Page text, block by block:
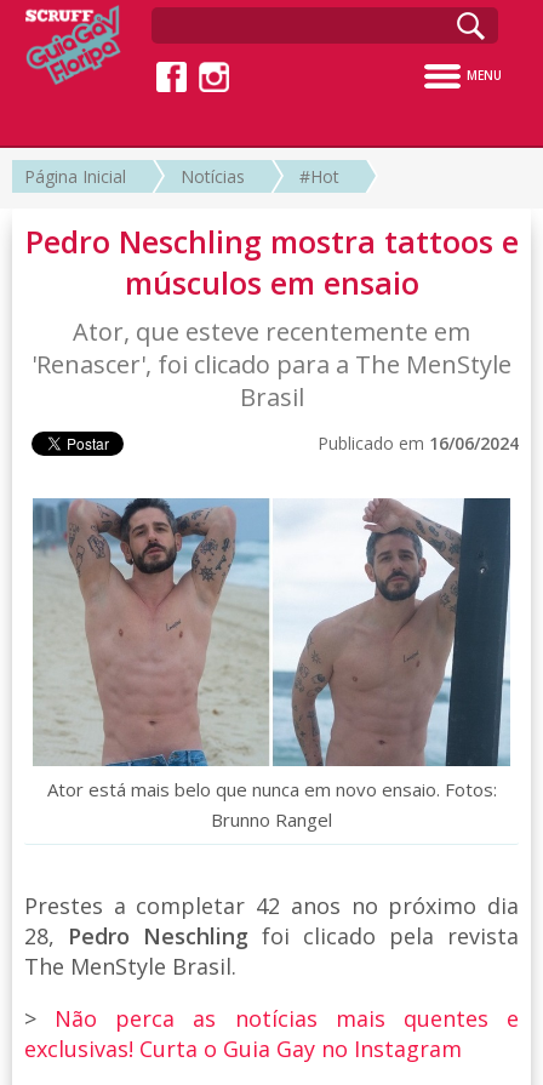
MENU
Página Inicial Notícias #Hot
Pedro Neschling mostra tattoos e
músculos em ensaio
Ator, que esteve recentemente em
'Renascer', foi clicado para a The MenStyle
Brasil
Publicado em 16/06/2024
Ator está mais belo que nunca em novo ensaio. Fotos:
Brunno Rangel
Prestes a completar 42 anos no próximo dia
28, Pedro Neschling foi clicado pela revista
The MenStyle Brasil.
> Não perca as notícias mais quentes e
exclusivas! Curta o Guia Gay no Instagram